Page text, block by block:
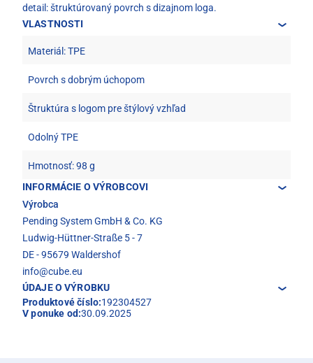
detail: štruktúrovaný povrch s dizajnom loga.
VLASTNOSTI
Materiál: TPE
Povrch s dobrým úchopom
Štruktúra s logom pre štýlový vzhľad
Odolný TPE
Hmotnosť: 98 g
INFORMÁCIE O VÝROBCOVI
Výrobca
Pending System GmbH & Co. KG
Ludwig-Hüttner-Straße 5 - 7
DE - 95679 Waldershof
info@cube.eu
ÚDAJE O VÝROBKU
Produktové číslo:192304527
V ponuke od:30.09.2025